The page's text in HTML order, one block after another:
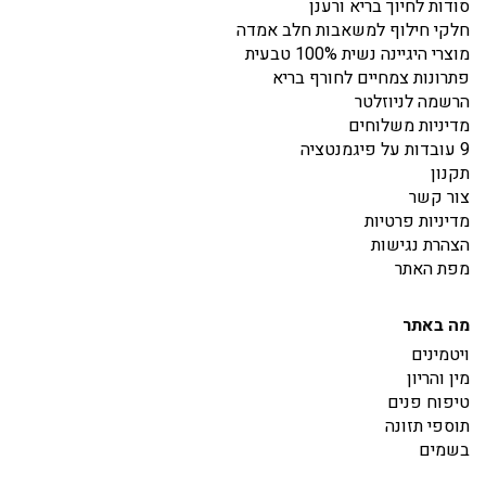
סודות לחיוך בריא ורענן
חלקי חילוף למשאבות חלב אמדה
מוצרי היגיינה נשית 100% טבעית
פתרונות צמחיים לחורף בריא
הרשמה לניוזלטר
מדיניות משלוחים
9 עובדות על פיגמנטציה
תקנון
צור קשר
מדיניות פרטיות
הצהרת נגישות
מפת האתר
מה באתר
ויטמינים
מין והריון
טיפוח פנים
תוספי תזונה
בשמים